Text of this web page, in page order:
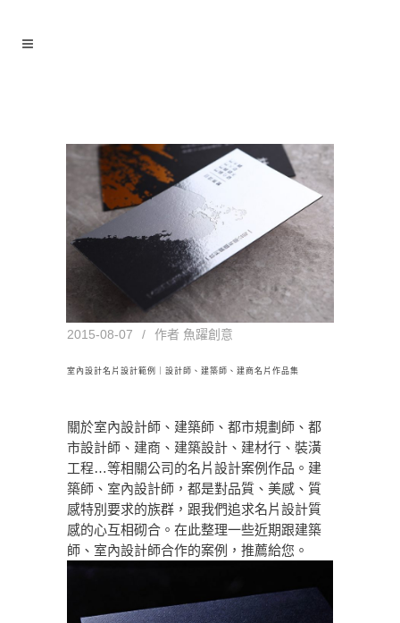
2015-08-07 作者 魚躍創意
室內設計名片設計範例｜設計師、建築師、建商名片作品集
關於室內設計師、建築師、都市規劃師、都
市設計師、建商、建築設計、建材行、裝潢
工程…等相關公司的名片設計案例作品。建
築師、室內設計師，都是對品質、美感、質
感特別要求的族群，跟我們追求名片設計質
感的心互相砌合。在此整理一些近期跟建築
師、室內設計師合作的案例，推薦給您。